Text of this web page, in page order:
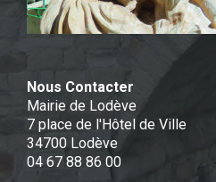
Nous Contacter
Mairie de Lodève
7 place de l'Hôtel de Ville
34700 Lodève
04 67 88 86 00